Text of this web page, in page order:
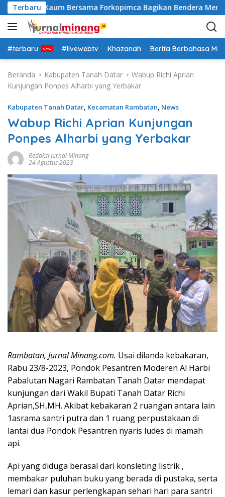
a
g
u
Terbaru
Lima Kaum Bersama Forkopimca Bagikan Bendera Merah
#terbaru #livewebtv Khazanah Berita Berbahasa
Beranda Kabupaten Tanah Datar
Wabup Richi Aprian
Kunjungan Ponpes Alharbi yang Yerbakar
Kabupaten Tanah Datar, Kecamatan Rambatan, News
Wabup Richi Aprian Kunjungan
Ponpes Alharbi yang Yerbakar
Redaksi Jurnal Minang
24 Agustus 2023
Rambatan, Jurnal Minang.com. Usai dilanda kebakaran,
Rabu 23/8-2023, Pondok Pesantren Moderen Al Harbi
Pabalutan Nagari Rambatan Tanah Datar mendapat
kunjungan dari Wakil Bupati Tanah Datar Richi
Aprian,SH,MH. Akibat kebakaran 2 ruangan antara lain
1asrama santri putra dan 1 ruang perpustakaan di
lantai dua Pondok Pesantren nyaris ludes di mamah
api.
Api yang diduga berasal dari konsleting listrik ,
membakar puluhan buku yang berada di pustaka, serta
lemari dan kasur perlengkapan sehari hari para santri